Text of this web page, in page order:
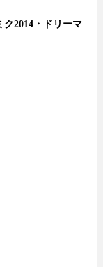
2014・ドリーマ